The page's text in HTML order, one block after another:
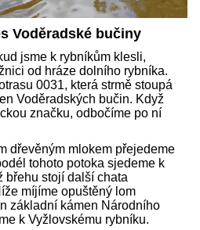
Voděradské bučiny
jsme k rybníkům klesli,
od hráze dolního rybníka.
0031, která strmě stoupá
Voděradských bučin. Když
značku, odbočíme po ní
dřevěným mlokem přejedeme
tohoto potoka sjedeme k
břehu stojí další chata
míjíme opuštěný lom
základní kámen Národního
k Vyžlovskému rybníku.